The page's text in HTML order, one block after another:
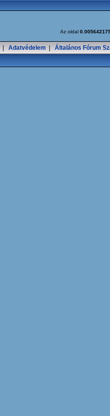
Az oldal
Adatvédelem Általános Fórum